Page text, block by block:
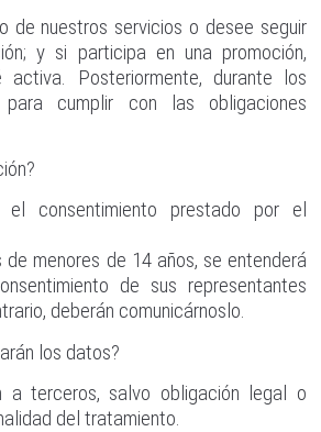
de nuestros servicios o desee seguir
y si participa en una promoción,
Posteriormente, durante los
para cumplir con las obligaciones
consentimiento prestado por el
menores de 14 años, se entenderá
de sus representantes
deberán comunicárnoslo.
los datos?
a terceros, salvo obligación legal o
del tratamiento.